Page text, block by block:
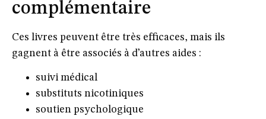
complémentaire
Ces livres peuvent être très efficaces, mais ils
gagnent à être associés à d’autres aides :
suivi médical
substituts nicotiniques
soutien psychologique